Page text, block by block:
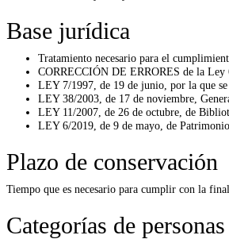
Base jurídica
Tratamiento necesario para el
CORRECCIÓN DE ERRORES de la Ley
LEY 7/1997, de 19 de junio, por la que se
LEY 38/2003, de 17 de noviembre,
LEY 11/2007, de 26 de octubre, de
LEY 6/2019, de 9 de mayo, de
Plazo de conservación
Tiempo que es necesario para cumplir con la
Categorías de